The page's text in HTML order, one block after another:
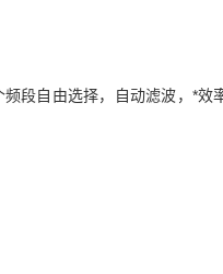
段自由选择，自动滤波，*效